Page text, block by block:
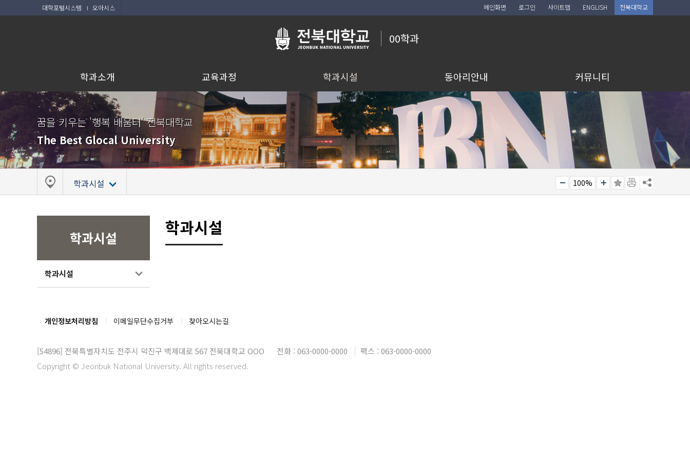
대학포털시스템 오아시스
00학과
메인화면 로그인 사이트맵 ENGLISH 전북대학교
학과소개 교육과정 학과시설 동아리안내 커뮤니티
꿈을 키우는 '행복 배움터' 전북대학교
The Best Glocal University
학과시설 100%
학과시설
학과시설
학과시설
개인정보처리방침 이메일무단수집거부 찾아오시는길
[54896] 전북특별자치도 전주시 덕진구 백제대로 567 전북대학교 OOO 전화 : 063-0000-0000
팩스 : 063-0000-0000
Copyright © Jeonbuk National University. All rights reserved.